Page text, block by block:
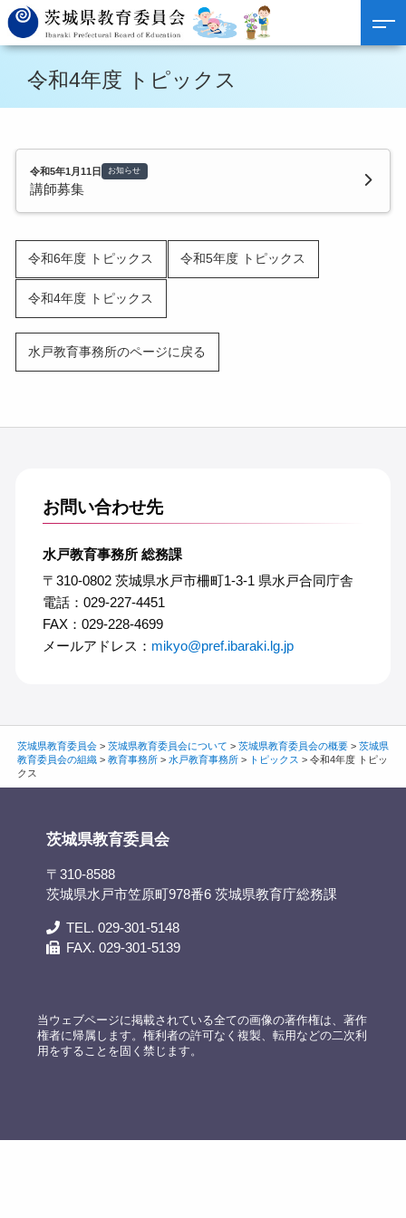
令和4年度 トピックス
令和5年1月11日 お知らせ
講師募集
令和6年度 トピックス 令和5年度 トピックス
令和4年度 トピックス
水戸教育事務所のページに戻る
お問い合わせ先
水戸教育事務所 総務課
〒310-0802 茨城県水戸市柵町1-3-1 県水戸合同庁舎
電話：029-227-4451
FAX：029-228-4699
メールアドレス： mikyo@pref.ibaraki.lg.jp
茨城県教育委員会> 茨城県教育委員会について > 茨城県教育委員会の概要> 茨城県
教育委員会の組織 > 教育事務所> 水戸教育事務所> トピックス > 令和4年度 トピッ
クス
茨城県教育委員会
〒310-8588
茨城県水戸市笠原町978番6 茨城県教育庁総務課
TEL. 029-301-5148
FAX. 029-301-5139
当ウェブページに掲載されている全ての画像の著作権は、著作
権者に帰属します。権利者の許可なく複製、転用などの二次利
用をすることを固く禁じます。